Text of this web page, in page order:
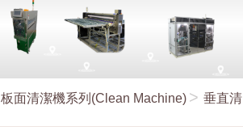
板面清潔機系列(Clean Machine)
垂直清